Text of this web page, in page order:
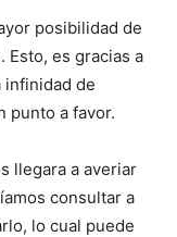
posibilidad de
Esto, es gracias a
infinidad de
punto a favor.
llegara a averiar
consultar a
lo cual puede